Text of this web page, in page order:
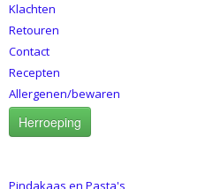
Klachten
Retouren
Contact
Recepten
Allergenen/bewaren
Herroeping
Pindakaas en Pasta's